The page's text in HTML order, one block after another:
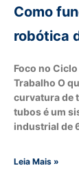
Como
robótica
Foco no
Trabalho O
curvatura de
tubos é um
industrial de
alcançar
Leia Mais »